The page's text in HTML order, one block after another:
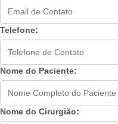
Telefone:
Nome do Paciente:
Nome do Cirurgião: